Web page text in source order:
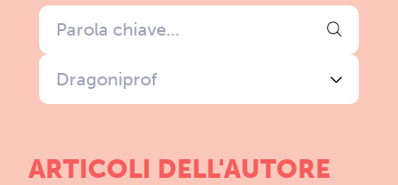
Dragoniprof
ARTICOLI DELL'AUTORE